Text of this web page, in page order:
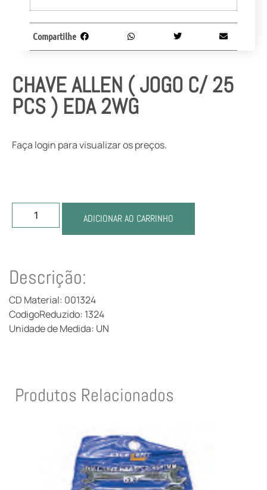
CHAVE ALLEN ( JOGO C/ 25
PCS ) EDA 2WG
Faça login para visualizar os preços.
ADICIONAR AO CARRINHO
Compartilhe
Descrição:
CD Material: 001324
CodigoReduzido: 1324
Unidade de Medida: UN
Produtos Relacionados